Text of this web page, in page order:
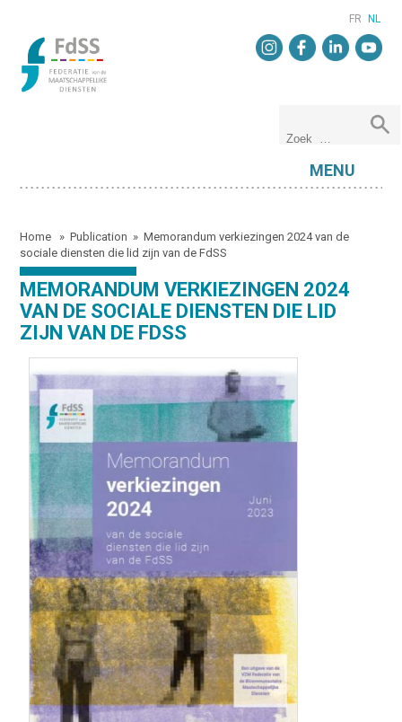
FR NL
MENU
Home »Publication »Memorandum verkiezingen 2024 van de
sociale diensten die lid zijn van de FdSS
MEMORANDUM VERKIEZINGEN 2024
VAN DE SOCIALE DIENSTEN DIE LID
ZIJN VAN DE FDSS